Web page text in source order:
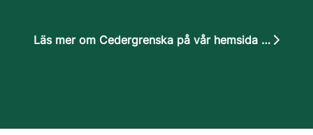
Läs mer om Cedergrenska på vår hemsida cedergrenska.se